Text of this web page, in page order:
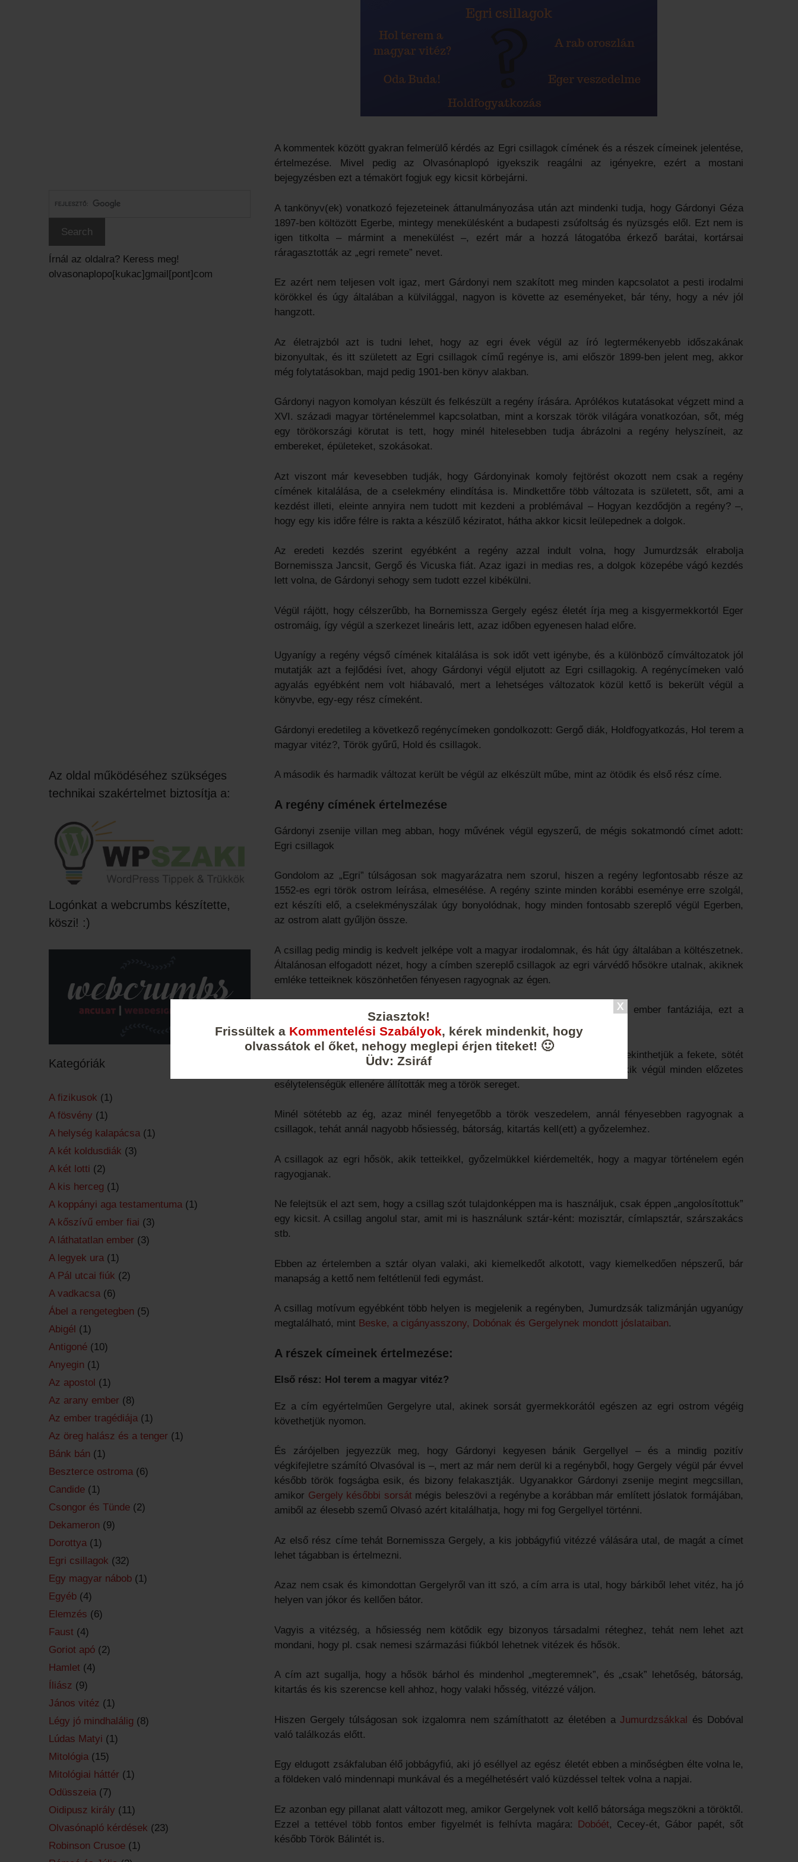
Sziasztok!
Frissültek a Kommentelési Szabályok, kérek mindenkit, hogy
olvassátok el őket, nehogy meglepi érjen titeket! 🙂
Üdv: Zsiráf
A kommentek között gyakran felmerülő kérdés az Egri csillagok címének és a részek címeinek jelentése,
értelmezése. Mivel pedig az Olvasónaplopó igyekszik reagálni az igényekre, ezért a mostani
bejegyzésben ezt a témakört fogjuk egy kicsit körbejárni.
A tankönyv(ek) vonatkozó fejezeteinek áttanulmányozása után azt mindenki tudja, hogy Gárdonyi Géza
1897-ben költözött Egerbe, mintegy menekülésként a budapesti zsúfoltság és nyüzsgés elől. Ezt nem is
igen titkolta – mármint a menekülést –, ezért már a hozzá látogatóba érkező barátai, kortársai
ráragasztották az „egri remete” nevet.
Ez azért nem teljesen volt igaz, mert Gárdonyi nem szakított meg minden kapcsolatot a pesti irodalmi
körökkel és úgy általában a külvilággal, nagyon is követte az eseményeket, bár tény, hogy a név jól
hangzott.
Az életrajzból azt is tudni lehet, hogy az egri évek végül az író legtermékenyebb időszakának
bizonyultak, és itt született az Egri csillagok című regénye is, ami először 1899-ben jelent meg, akkor
még folytatásokban, majd pedig 1901-ben könyv alakban.
Gárdonyi nagyon komolyan készült és felkészült a regény írására. Aprólékos kutatásokat végzett mind a
XVI. századi magyar történelemmel kapcsolatban, mint a korszak török világára vonatkozóan, sőt, még
egy törökországi körutat is tett, hogy minél hitelesebben tudja ábrázolni a regény helyszíneit, az
embereket, épületeket, szokásokat.
Azt viszont már kevesebben tudják, hogy Gárdonyinak komoly fejtörést okozott nem csak a regény
címének kitalálása, de a cselekmény elindítása is. Mindkettőre több változata is született, sőt, ami a
kezdést illeti, eleinte annyira nem tudott mit kezdeni a problémával – Hogyan kezdődjön a regény? –,
hogy egy kis időre félre is rakta a készülő kéziratot, hátha akkor kicsit leülepednek a dolgok.
Az eredeti kezdés szerint egyébként a regény azzal indult volna, hogy Jumurdzsák elrabolja
Bornemissza Jancsit, Gergő és Vicuska fiát. Azaz igazi in medias res, a dolgok közepébe vágó kezdés
lett volna, de Gárdonyi sehogy sem tudott ezzel kibékülni.
Végül rájött, hogy célszerűbb, ha Bornemissza Gergely egész életét írja meg a kisgyermekkortól Eger
ostromáig, így végül a szerkezet lineáris lett, azaz időben egyenesen halad előre.
Ugyanígy a regény végső címének kitalálása is sok időt vett igénybe, és a különböző címváltozatok jól
mutatják azt a fejlődési ívet, ahogy Gárdonyi végül eljutott az Egri csillagokig. A regénycímeken való
agyalás egyébként nem volt hiábavaló, mert a lehetséges változatok közül kettő is bekerült végül a
könyvbe, egy-egy rész címeként.
Gárdonyi eredetileg a következő regénycímeken gondolkozott: Gergő diák, Holdfogyatkozás, Hol terem a
magyar vitéz?, Török gyűrű, Hold és csillagok.
A második és harmadik változat került be végül az elkészült műbe, mint az ötödik és első rész címe.
A regény címének értelmezése
Gárdonyi zsenije villan meg abban, hogy művének végül egyszerű, de mégis sokatmondó címet adott:
Egri csillagok
Gondolom az „Egri” túlságosan sok magyarázatra nem szorul, hiszen a regény legfontosabb része az
1552-es egri török ostrom leírása, elmesélése. A regény szinte minden korábbi eseménye erre szolgál,
ezt készíti elő, a cselekményszálak úgy bonyolódnak, hogy minden fontosabb szereplő végül Egerben,
az ostrom alatt gyűljön össze.
A csillag pedig mindig is kedvelt jelképe volt a magyar irodalomnak, és hát úgy általában a költészetnek.
Általánosan elfogadott nézet, hogy a címben szereplő csillagok az egri várvédő hősökre utalnak, akiknek
emléke tetteiknek köszönhetően fényesen ragyognak az égen.
Mármint átvitt értelemben persze, és innentől tulajdonképpen beindulhat az ember fantáziája, ezt a
jelképet/metaforát elég szépen és sokféleképpen ki lehet fejteni.
A fenyegető török vészt, a török hódítást, az iszlám erőszakos terjesztését tekinthetjük a fekete, sötét
égboltnak, amin fényesen ragyognak a csillagok, vagyis az egri várvédők, akik végül minden előzetes
esélytelenségük ellenére állították meg a török sereget.
Minél sötétebb az ég, azaz minél fenyegetőbb a török veszedelem, annál fényesebben ragyognak a
csillagok, tehát annál nagyobb hősiesség, bátorság, kitartás kell(ett) a győzelemhez.
A csillagok az egri hősök, akik tetteikkel, győzelmükkel kiérdemelték, hogy a magyar történelem egén
ragyogjanak.
Ne felejtsük el azt sem, hogy a csillag szót tulajdonképpen ma is használjuk, csak éppen „angolosítottuk”
egy kicsit. A csillag angolul star, amit mi is használunk sztár-ként: mozisztár, címlapsztár, szárszakács
stb.
Ebben az értelemben a sztár olyan valaki, aki kiemelkedőt alkotott, vagy kiemelkedően népszerű, bár
manapság a kettő nem feltétlenül fedi egymást.
A csillag motívum egyébként több helyen is megjelenik a regényben, Jumurdzsák talizmánján ugyanúgy
megtalálható, mint Beske, a cigányasszony, Dobónak és Gergelynek mondott jóslataiban.
A részek címeinek értelmezése:
Első rész: Hol terem a magyar vitéz?
Ez a cím egyértelműen Gergelyre utal, akinek sorsát gyermekkorától egészen az egri ostrom végéig
követhetjük nyomon.
És zárójelben jegyezzük meg, hogy Gárdonyi kegyesen bánik Gergellyel – és a mindig pozitív
végkifejletre számító Olvasóval is –, mert az már nem derül ki a regényből, hogy Gergely végül pár évvel
később török fogságba esik, és bizony felakasztják. Ugyanakkor Gárdonyi zsenije megint megcsillan,
amikor Gergely későbbi sorsátmégis beleszövi a regénybe a korábban már említett jóslatok formájában,
amiből az élesebb szemű Olvasó azért kitalálhatja, hogy mi fog Gergellyel történni.
Az első rész címe tehát Bornemissza Gergely, a kis jobbágyfiú vitézzé válására utal, de magát a címet
lehet tágabban is értelmezni.
Azaz nem csak és kimondottan Gergelyről van itt szó, a cím arra is utal, hogy bárkiből lehet vitéz, ha jó
helyen van jókor és kellően bátor.
Vagyis a vitézség, a hősiesség nem kötődik egy bizonyos társadalmi réteghez, tehát nem lehet azt
mondani, hogy pl. csak nemesi származási fiúkból lehetnek vitézek és hősök.
A cím azt sugallja, hogy a hősök bárhol és mindenhol „megteremnek”, és „csak” lehetőség, bátorság,
kitartás és kis szerencse kell ahhoz, hogy valaki hősség, vitézzé váljon.
Hiszen Gergely túlságosan sok izgalomra nem számíthatott az életében a Jumurdzsákkal és Dobóval
való találkozás előtt.
Egy eldugott zsákfaluban élő jobbágyfiú, aki jó eséllyel az egész életét ebben a minőségben élte volna le,
a földeken való mindennapi munkával és a megélhetésért való küzdéssel teltek volna a napjai.
Ez azonban egy pillanat alatt változott meg, amikor Gergelynek volt kellő bátorsága megszökni a töröktől.
Ezzel a tettével több fontos ember figyelmét is felhívta magára: Dobóét, Cecey-ét, Gábor papét, sőt
később Török Bálintét is.
Írnál az oldalra? Keress meg!
olvasonaplopo[kukac]gmail[pont]com
Az oldal működéséhez szükséges
technikai szakértelmet biztosítja a:
Logónkat a webcrumbs készítette,
köszi! :)
Kategóriák
A fizikusok (1)
A fösvény (1)
A helység kalapácsa (1)
A két koldusdiák (3)
A két lotti (2)
A kis herceg (1)
A koppányi aga testamentuma (1)
A kőszívű ember fiai (3)
A láthatatlan ember (3)
A legyek ura (1)
A Pál utcai fiúk (2)
A vadkacsa (6)
Ábel a rengetegben (5)
Abigél (1)
Antigoné (10)
Anyegin (1)
Az apostol (1)
Az arany ember (8)
Az ember tragédiája (1)
Az öreg halász és a tenger (1)
Bánk bán (1)
Beszterce ostroma (6)
Candide (1)
Csongor és Tünde (2)
Dekameron (9)
Dorottya (1)
Egri csillagok (32)
Egy magyar nábob (1)
Egyéb (4)
Elemzés (6)
Faust (4)
Goriot apó (2)
Hamlet (4)
Íliász (9)
János vitéz (1)
Légy jó mindhalálig (8)
Lúdas Matyi (1)
Mitológia (15)
Mitológiai háttér (1)
Odüsszeia (7)
Oidipusz király (11)
Olvasónapló kérdések (23)
Robinson Crusoe (1)